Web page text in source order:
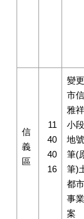
信
義
區
11
40
40
16
變
市
雅
小
地
筆(
筆)
都
事
案